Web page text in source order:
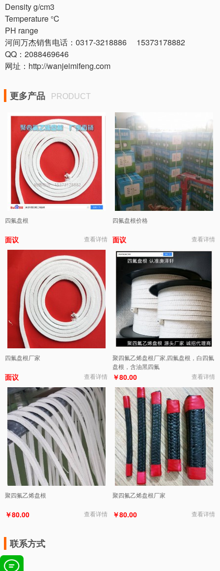
Density g/cm3
Temperature °C
PH range
河间万杰销售电话：0317-3218886 15373178882
QQ：2088469646
网址：http://wanjeimifeng.com
更多产品 PRODUCT
四氟盘根
面议 查看详情
四氟盘根价格
面议 查看详情
四氟盘根厂家
面议 查看详情
聚四氟乙烯盘根厂家,四氟盘根，白四氟
盘根，含油黑四氟
￥80.00 查看详情
聚四氟乙烯盘根
￥80.00 查看详情
聚四氟乙烯盘根厂家
￥80.00 查看详情
联系方式